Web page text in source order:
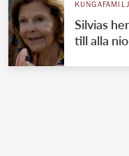
Silvias
till alla